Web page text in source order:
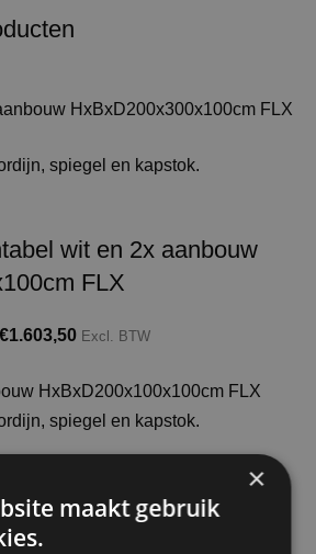
wit en 2x aanbouw
FLX
€1.603,50 Excl. BTW
wit onderbouw
FLX
×
maakt gebruik